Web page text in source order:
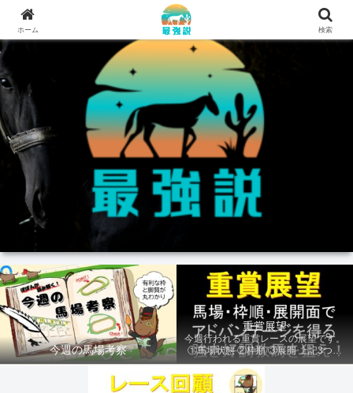
今週の馬場考察
重賞展望
今週行われる重賞レースの展望です。
①馬場状態 ②枠順 ③展開 上記3つの
ファクターから有利にレースを運べる
馬を導き、追い切りの動きを加味して
最終評価を下します。
ホーム 検索